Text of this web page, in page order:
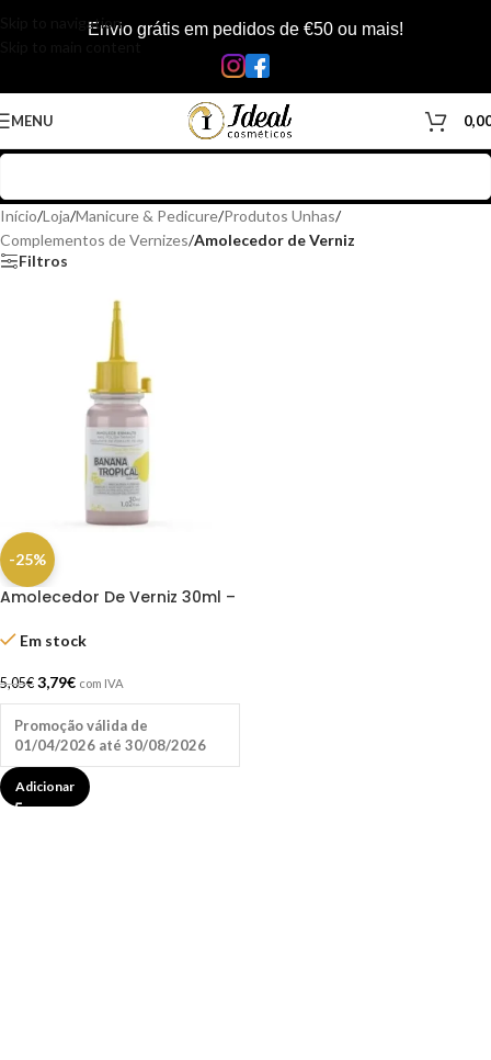
Skip to navigationEnvio grátis em pedidos de €50 ou mais!
MENU
Início/Loja/Manicure & Pedicure/Produtos Unhas/
Complementos de Vernizes/Amolecedor de Verniz
Filtros
-25%
Amolecedor De Verniz 30ml –
Em stock
5,05€ 3,79€ com IVA
Promoção válida de
01/04/2026 até 30/08/2026
Adicionar